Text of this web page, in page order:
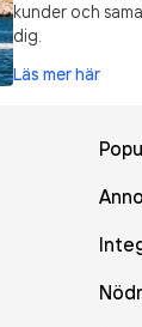
kunder och
dig.
Läs mer här